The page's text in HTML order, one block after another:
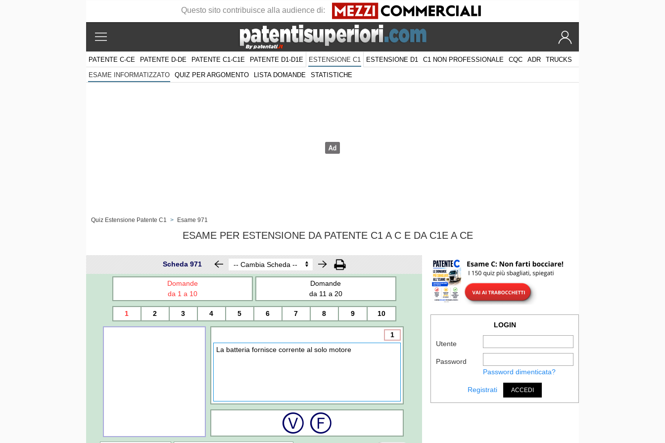
PATENTE C-CE PATENTE D-DE PATENTE C1-C1E PATENTE D1-D1E ESTENSIONE C1 ESTENSIONE D1 C1 NON PROFESSIONALE CQC ADR TRUCKS
ESAME INFORMATIZZATO QUIZ PER ARGOMENTO LISTA DOMANDE STATISTICHE
Quiz Estensione Patente C1 > Esame 971
ESAME PER ESTENSIONE DA PATENTE C1 A C E DA C1E A CE
Scheda 971
Domande
da 1 a 10
Domande
da 11 a 20
1 2 3 4 5 6 7 8 9 10
1
La batteria fornisce corrente al solo motore
LOGIN
Utente
Password
Password dimenticata?
Registrati ACCEDI
Questo sito contribuisce alla audience di: